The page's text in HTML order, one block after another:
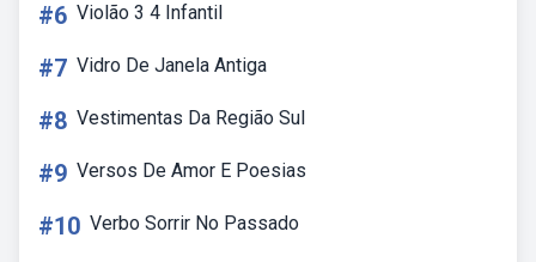
#6 Violão 3 4 Infantil
#7 Vidro De Janela Antiga
#8 Vestimentas Da Região Sul
#9 Versos De Amor E Poesias
#10 Verbo Sorrir No Passado